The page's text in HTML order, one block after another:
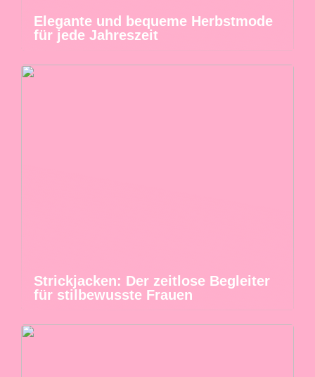
Elegante und bequeme Herbstmode
für jede Jahreszeit
Strickjacken: Der zeitlose Begleiter
für stilbewusste Frauen